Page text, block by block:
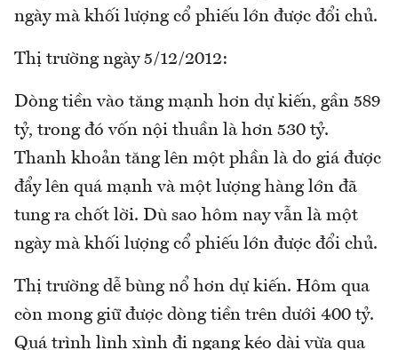
ngày mà khối lượng cổ phiếu lớn được đổi chủ.
Thị trường ngày 5/12/2012:
Dòng tiền vào tăng mạnh hơn dự kiến, gần 589
tỷ, trong đó vốn nội thuần là hơn 530 tỷ.
Thanh khoản tăng lên một phần là do giá được
đẩy lên quá mạnh và một lượng hàng lớn đã
tung ra chốt lời. Dù sao hôm nay vẫn là một
ngày mà khối lượng cổ phiếu lớn được đổi chủ.
Thị trường dễ bùng nổ hơn dự kiến. Hôm qua
còn mong giữ được dòng tiền trên dưới 400 tỷ.
Quá trình lình xình đi ngang kéo dài vừa qua